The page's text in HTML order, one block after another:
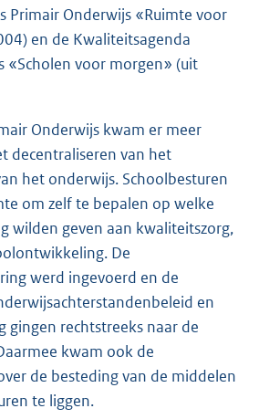
Primair Onderwijs «Ruimte voor
en de Kwaliteitsagenda
«Scholen voor morgen» (uit
Onderwijs kwam er meer
decentraliseren van het
het onderwijs. Schoolbesturen
om zelf te bepalen op welke
wilden geven aan kwaliteitszorg,
De
werd ingevoerd en de
en
gingen rechtstreeks naar de
kwam ook de
de besteding van de middelen
te liggen.